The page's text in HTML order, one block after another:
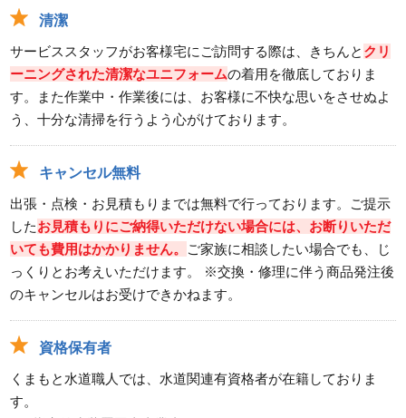
清潔
サービススタッフがお客様宅にご訪問する際は、きちんと クリ
ーニングされた清潔なユニフォームの着用を徹底しておりま
す。また作業中・作業後には、お客様に不快な思いをさせぬよ
う、十分な清掃を行うよう心がけております。
キャンセル無料
出張・点検・お見積もりまでは無料で行っております。ご提示
したお見積もりにご納得いただけない場合には、お断りいただ
いても費用はかかりません。
ご家族に相談したい場合でも、じ
っくりとお考えいただけます。 ※交換・修理に伴う商品発注後
のキャンセルはお受けできかねます。
資格保有者
くまもと水道職人では、水道関連有資格者が在籍しておりま
す。